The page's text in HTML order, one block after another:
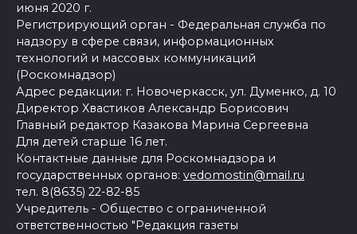
июня 2020 г.
Регистрирующий орган - Федеральная служба по
надзору в сфере связи, информационных
технологий и массовых коммуникаций
(Роскомнадзор)
Адрес редакции: г. Новочеркасск, ул. Думенко, д. 10
Директор Хвастиков Александр Борисович
Главный редактор Казакова Марина Сергеевна
Для детей старше 16 лет.
Контактные данные для Роскомнадзора и
государственных органов: vedomostin@mail.ru
тел. 8(8635) 22-82-85
Учредитель - Общество с ограниченной
ответственностью "Редакция газеты